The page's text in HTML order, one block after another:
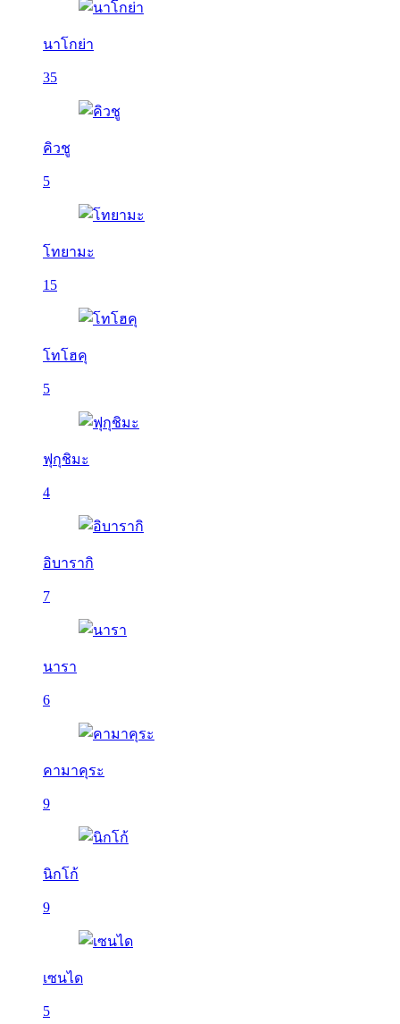
นาโกย่า
35
คิวชู
5
โทยามะ
15
โทโฮคุ
5
ฟุกุชิมะ
4
อิบารากิ
7
นารา
6
คามาคุระ
9
นิกโก้
9
เซนได
5